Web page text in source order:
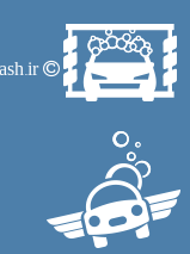
netwash.ir - تمام حقوق سایت نت واش محفوظ است